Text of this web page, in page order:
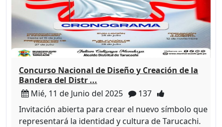
Concurso Nacional de Diseño y Creación de la
Bandera del Distr ...
Mié, 11 de Junio del 2025
137
Invitación abierta para crear el nuevo símbolo que
representará la identidad y cultura de Tarucachi.